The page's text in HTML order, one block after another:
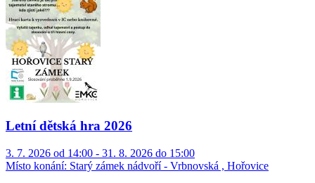
Letní dětská hra 2026
3. 7. 2026 od 14:00 - 31. 8. 2026 do 15:00
Místo konání: Starý zámek nádvoří - Vrbnovská , Hořovice